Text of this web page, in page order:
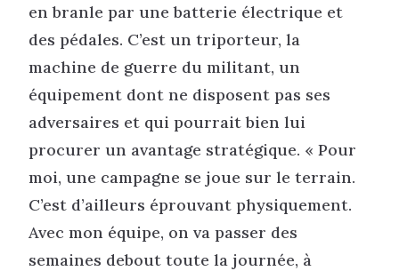
en branle par une batterie électrique et
des pédales. C’est un triporteur, la
machine de guerre du militant, un
équipement dont ne disposent pas ses
adversaires et qui pourrait bien lui
procurer un avantage stratégique. « Pour
moi, une campagne se joue sur le terrain.
C’est d’ailleurs éprouvant physiquement.
Avec mon équipe, on va passer des
semaines debout toute la journée, à